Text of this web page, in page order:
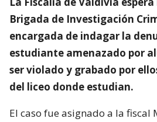
Brigada de Investigación
encargada de indagar la
estudiante amenazado por
ser violado y grabado por
del liceo donde estudian.
El caso fue asignado a la fiscal